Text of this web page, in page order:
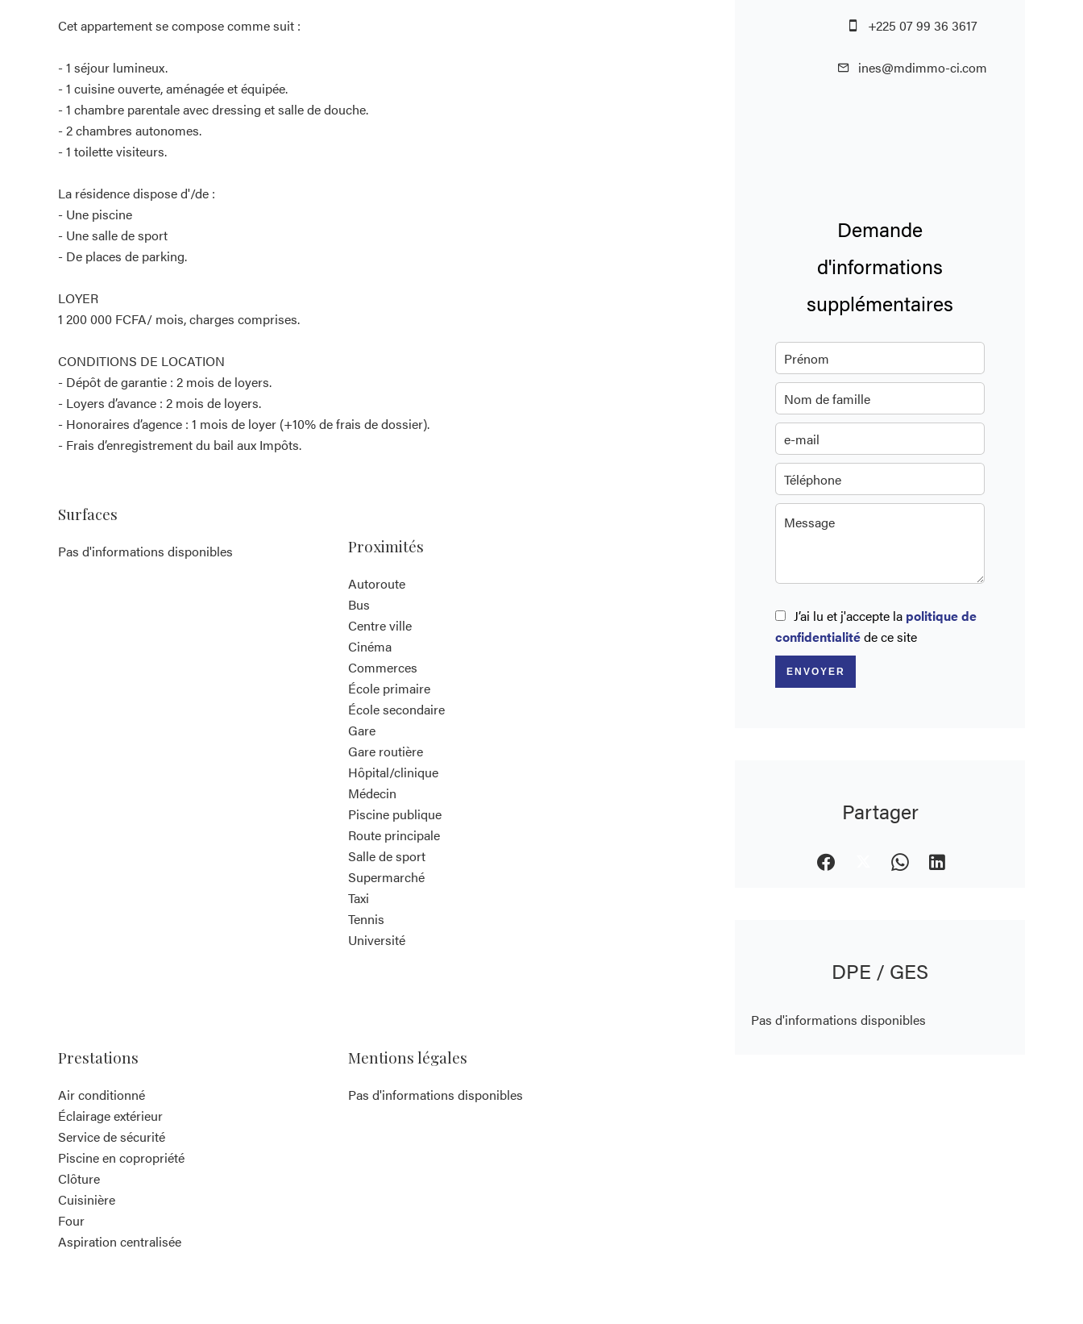
Cet appartement se compose comme suit :
- 1 séjour lumineux.
- 1 cuisine ouverte, aménagée et équipée.
- 1 chambre parentale avec dressing et salle de douche.
- 2 chambres autonomes.
- 1 toilette visiteurs.
La résidence dispose d'/de :
- Une piscine
- Une salle de sport
- De places de parking.
LOYER
1 200 000 FCFA/ mois, charges comprises.
CONDITIONS DE LOCATION
- Dépôt de garantie : 2 mois de loyers.
- Loyers d’avance : 2 mois de loyers.
- Honoraires d’agence : 1 mois de loyer (+10% de frais de dossier).
- Frais d’enregistrement du bail aux Impôts.
Surfaces
Pas d'informations disponibles Proximités
Autoroute
Bus
Centre ville
Cinéma
Commerces
École primaire
École secondaire
Gare
Gare routière
Hôpital/clinique
Médecin
Piscine publique
Route principale
Salle de sport
Supermarché
Taxi
Tennis
Université
Prestations
Air conditionné
Éclairage extérieur
Service de sécurité
Piscine en copropriété
Clôture
Cuisinière
Four
Aspiration centralisée
Mentions légales
Pas d'informations disponibles
+225 07 99 36 3617
ines@mdimmo-ci.com
Demande
d'informations
supplémentaires
J’ai lu et j'accepte la politique de
confidentialitéde ce site
ENVOYER
Partager
DPE / GES
Pas d'informations disponibles